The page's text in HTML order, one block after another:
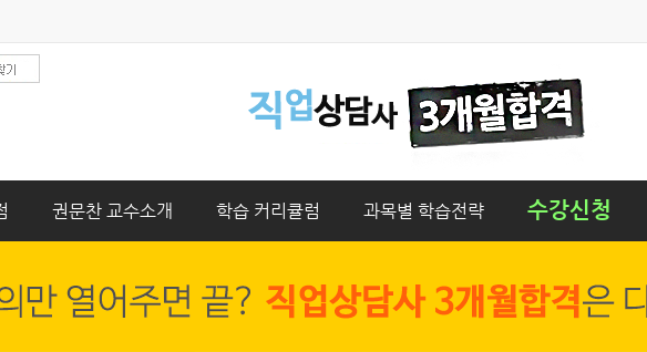
권문찬 교수소개 학습 커리큘럼 과목별 학습전략 수강신청